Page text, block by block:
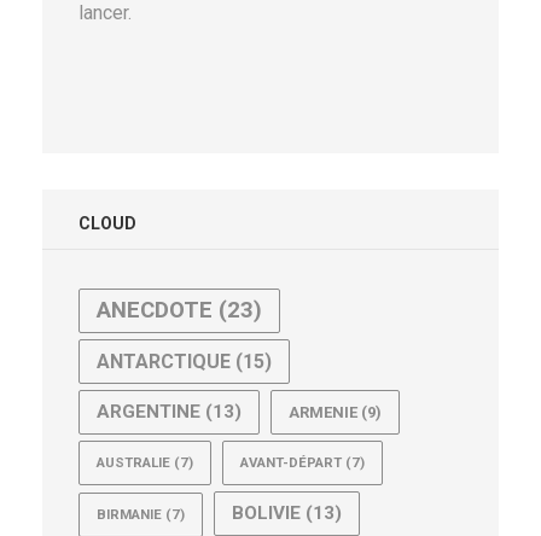
lancer.
CLOUD
ANECDOTE (23)
ANTARCTIQUE (15)
ARGENTINE (13) ARMENIE (9)
AUSTRALIE (7) AVANT-DÉPART (7)
BIRMANIE (7) BOLIVIE (13)